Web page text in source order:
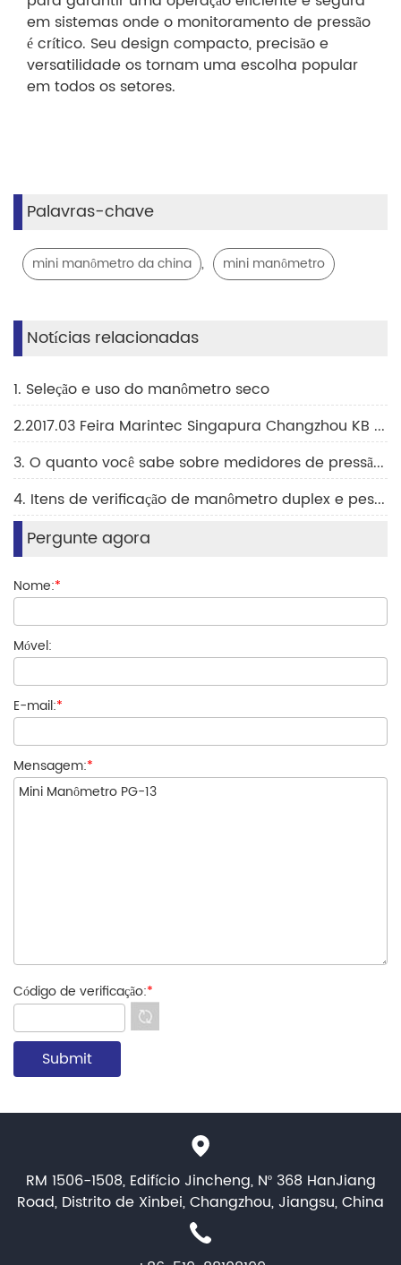
em sistemas onde o monitoramento de pressão
é crítico. Seu design compacto, precisão e
versatilidade os tornam uma escolha popular
em todos os setores.
Palavras-chave
mini manômetro da china , mini manômetro
Notícias relacionadas
1. Seleção e uso do manômetro seco
2.2017.03 Feira Marintec Singapura Changzhou KB B-K36H
3. O quanto você sabe sobre medidores de pressão de refrigerante?
4. Itens de verificação de manômetro duplex e pesquisa de métodos de processamento de dados e correção de erros
Pergunte agora
Nome:*
Móvel:
E-mail:*
Mensagem:*
Código de verificação:*
RM 1506-1508, Edifício Jincheng, Nº 368 HanJiang
Road, Distrito de Xinbei, Changzhou, Jiangsu, China